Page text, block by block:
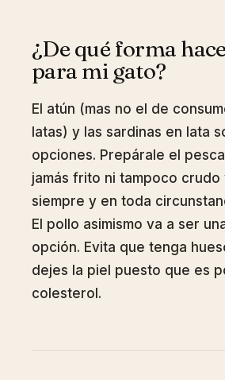
¿De qué forma
para mi gato?
El atún (mas no el de
latas) y las sardinas en lata
opciones. Prepárale el
jamás frito ni tampoco crudo
siempre y en toda
El pollo asimismo va a ser
opción. Evita que tenga
dejes la piel puesto que es
colesterol.